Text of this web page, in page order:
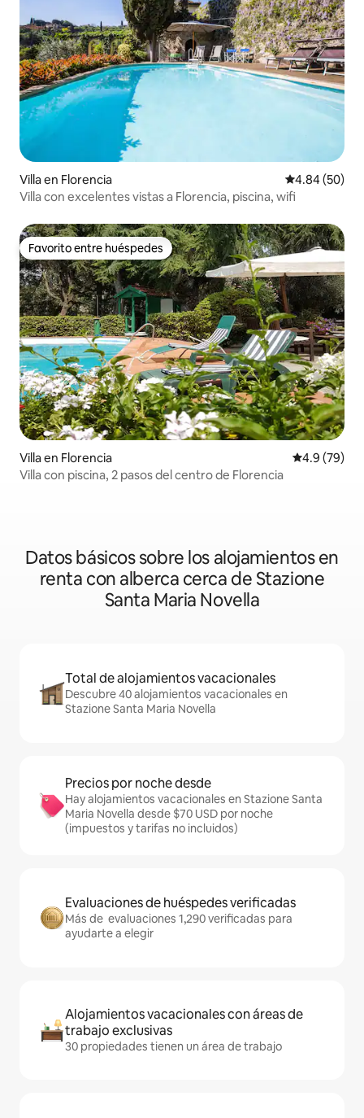
Villa en Florencia Calificación
4.84 (50)
Villa con excelentes vistas a Florencia, piscina, wifi
Favorito entre huéspedes
Favorito entre huéspedes
Villa en Florencia Calificación
4.9 (79)
Villa con piscina, 2 pasos del centro de Florencia
Datos básicos sobre los alojamientos en
renta con alberca cerca de Stazione
Santa Maria Novella
Total de alojamientos vacacionales
Descubre 40 alojamientos vacacionales en
Stazione Santa Maria Novella
Precios por noche desde
Hay alojamientos vacacionales en Stazione Santa
Maria Novella desde $70 USD por noche
(impuestos y tarifas no incluidos)
Evaluaciones de huéspedes verificadas
Más de evaluaciones 1,290 verificadas para
ayudarte a elegir
Alojamientos vacacionales con áreas de
trabajo exclusivas
30 propiedades tienen un área de trabajo